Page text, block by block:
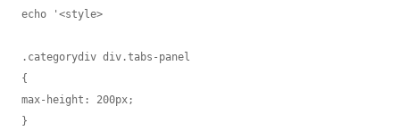
echo '<style>
.categorydiv div.tabs-panel
{
max-height: 200px;
}